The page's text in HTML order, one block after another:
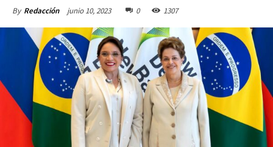
By Redacción junio 10, 2023 0 1307